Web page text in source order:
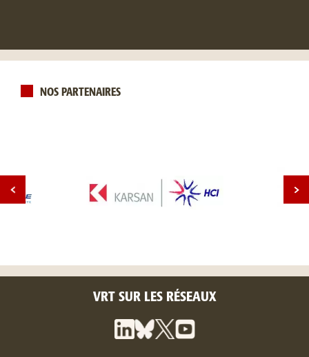
NOS PARTENAIRES
VRT SUR LES RÉSEAUX